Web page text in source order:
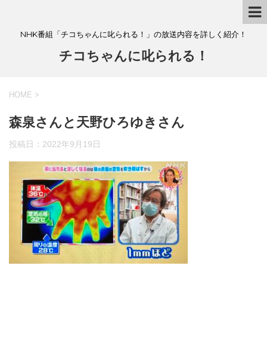
NHK番組「チコちゃんに叱られる！」の放送内容を詳しく紹介！
チコちゃんに叱られる！
HOME >
森泉さんと天野ひろゆきさん
投稿日： 2022年9月19日